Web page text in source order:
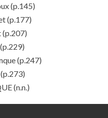
(p.145)
(p.177)
(p.207)
(p.229)
(p.247)
(p.273)
(n.n.)